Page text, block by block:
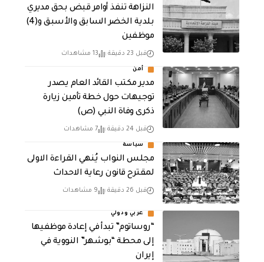
النزاهة تنفذ أوامر قبض بحق مديري
بلدية الخضر السابق والأسبق و(4)
موظفين
قبل 23 دقيقة 13 مشاهدات
أمن
مدير مكتب القائد العام يصدر
توجيهات حول خطة تأمين زيارة
ذكرى وفاة النبي (ص)
قبل 24 دقيقة 7 مشاهدات
سياسة
مجلس النواب يُنهي القراءة الاولى
لمقترح قانون رعاية الاحداث
قبل 26 دقيقة 9 مشاهدات
عربي ودولي
“روساتوم” تبدأ في إعادة موظفيها
إلى محطة “بوشهر” النووية في
إيران